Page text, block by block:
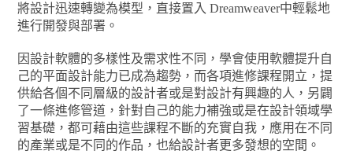
將設計迅速轉變為模型，直接置入 Dreamweaver中輕鬆地
進行開發與部署。
因設計軟體的多樣性及需求性不同，學會使用軟體提升自
己的平面設計能力已成為趨勢，而各項進修課程開立，提
供給各個不同層級的設計者或是對設計有興趣的人，另闢
了一條進修管道，針對自己的能力補強或是在設計領域學
習基礎，都可藉由這些課程不斷的充實自我，應用在不同
的產業或是不同的作品，也給設計者更多發想的空間。